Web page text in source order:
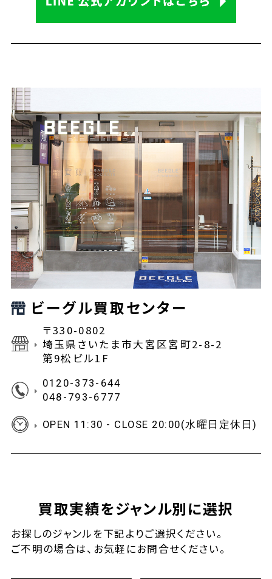
ビーグル買取センター
〒330-0802
埼玉県さいたま市大宮区宮町2-8-2
第9松ビル1F
0120-373-644
048-793-6777
OPEN 11:30 - CLOSE 20:00(水曜日定休日)
買取実績をジャンル別に選択
お探しのジャンルを下記よりご選択ください。
ご不明の場合は、お気軽にお問合せください。